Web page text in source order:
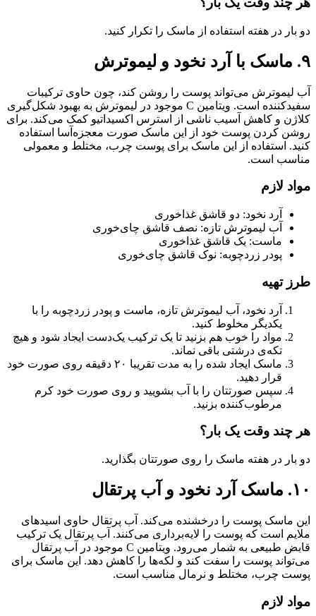
دو بار در هفته استفاده از ماسک را تکرار کنید.
۹. ماسک با آرد نخود و لیموترش
آب لیموترش می‌تواند پوست را روشن کند، چون حاوی ترکیبات
سفیدکننده است. ویتامین C موجود در لیموترش به بهبود شکل‌گیری
کلاژن و کاهش آسیب ناشی از استرس اکسیداتیو کمک می‌‌کند. برای
روشن کردن پوست خود از این ماسک صورت معجزه‌آسا استفاده
کنید. استفاده از این ماسک برای پوست چرب، مختلط و معمولی
مناسب است.
مواد لازم
آرد نخود: دو قاشق غذاخوری
آب لیموترش تازه: نصف قاشق چای‌خوری
ماست: یک قاشق غذاخوری
پودر زردچوبه: نوک قاشق چای‌خوری
طرز تهیه
آرد نخود، آب لیموترش تازه، ماست و پودر زردچوبه را با
یکدیگر مخلوط کنید.
مواد را خوب هم بزنید تا یک ترکیب یک‌دست ایجاد شود و هیچ
تکه‌ی درشتی باقی نماند.
ماسک ایجاد شده را به مدت تقریبا ۲۰ دقیقه روی صورت خود
قرار دهید.
سپس صورتتان را با آب بشویید و روی صورت خود کرم
مرطوب‌کننده بزنید.
هر چند وقت یک بار؟
دو بار در هفته ماسک را روی صورتتان بگذارید.
۱۰. ماسک آرد نخود و آب پرتقال
این ماسک پوست را درخشنده می‌کند. آب پرتقال حاوی اسیدهای
ملایم است که پوست را لایه‌برداری می‌کنند. آب پرتقال یک ترکیب
قابض طبیعی به شمار می‌رود. ویتامین C موجود در آب پرتقال
می‌تواند پوست را سفت کند و لکه‌ها را کاهش دهد. این ماسک برای
پوست چرب، مختلط و نرمال مناسب است.
مواد لازم